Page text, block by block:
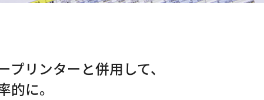
プリンターと併用して、
的に。